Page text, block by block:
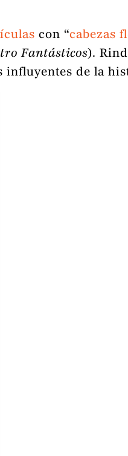
con “cabezas
Fantásticos).
influyentes de la